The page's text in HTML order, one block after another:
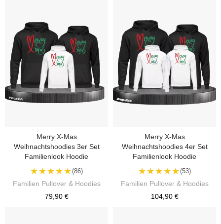
Merry X-Mas
Weihnachtshoodies 3er Set
Familienlook Hoodie
★★★★★(86)
Familien Pullover & Hoodies
79,90 €
Merry X-Mas
Weihnachtshoodies 4er Set
Familienlook Hoodie
★★★★★(53)
Familien Pullover & Hoodies
104,90 €